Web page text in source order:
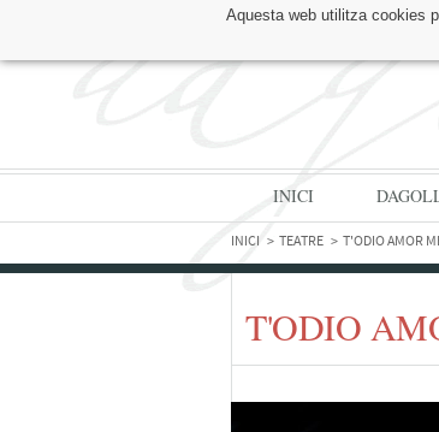
Aquesta web utilitza cookies
TROBA'NS A:
INICI
INICI TEATRE T'ODIO AMOR
T'ODIO